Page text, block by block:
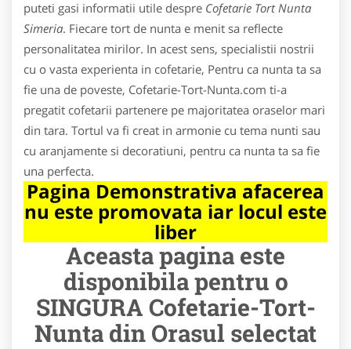
puteti gasi informatii utile despre Cofetarie Tort Nunta
Simeria. Fiecare tort de nunta e menit sa reflecte
personalitatea mirilor. In acest sens, specialistii nostrii
cu o vasta experienta in cofetarie, Pentru ca nunta ta sa
fie una de poveste, Cofetarie-Tort-Nunta.com ti-a
pregatit cofetarii partenere pe majoritatea oraselor mari
din tara. Tortul va fi creat in armonie cu tema nunti sau
cu aranjamente si decoratiuni, pentru ca nunta ta sa fie
una perfecta.
Pagina Demonstrativa afacerea
nu este promovata iar locul este
liber
Aceasta pagina este
disponibila pentru o
SINGURA Cofetarie-Tort-
Nunta din Orasul selectat